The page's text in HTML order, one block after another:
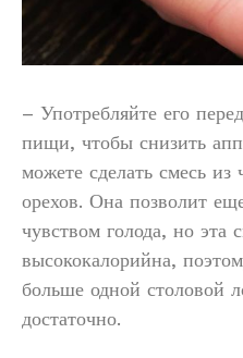
– Употребляйте его
пищи, чтобы снизить
можете сделать смесь из
орехов. Она позволит
чувством голода, но эта
высококалорийна,
больше одной столовой
достаточно.